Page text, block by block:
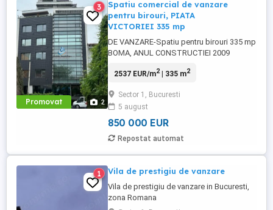
Promovat 2
3
Spatiu comercial de vanzare
pentru birouri, PIATA
VICTORIEI 335 mp
DE VANZARE-Spatiu pentru birouri 335 mp
BOMA, ANUL CONSTRUCTIEI 2009
inchiria! Pret inchiriere: 4,999EUR/luna +
TVA Spatiu de birouri – inchiriere/vanzare
– in cladire de birouri, clasa Superioara, in
zona Piata Victoriei, ...
2537 EUR/m2| 335 m2
Sector 1, Bucuresti
5 august
850 000 EUR
Repostat automat
1 Vila de prestigiu de vanzare
Vila de prestigiu de vanzare in Bucuresti,
zona Romana